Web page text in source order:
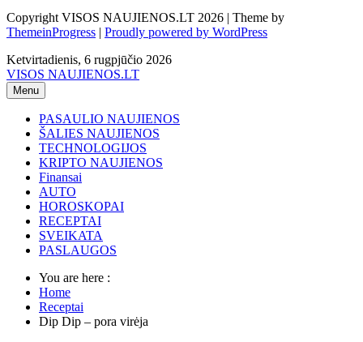
Copyright VISOS NAUJIENOS.LT 2026 | Theme by
ThemeinProgress | Proudly powered by WordPress
Ketvirtadienis, 6 rugpjūčio 2026
VISOS NAUJIENOS.LT
Menu
PASAULIO NAUJIENOS
ŠALIES NAUJIENOS
TECHNOLOGIJOS
KRIPTO NAUJIENOS
Finansai
AUTO
HOROSKOPAI
RECEPTAI
SVEIKATA
PASLAUGOS
You are here :
Home
Receptai
Dip Dip – pora virėja